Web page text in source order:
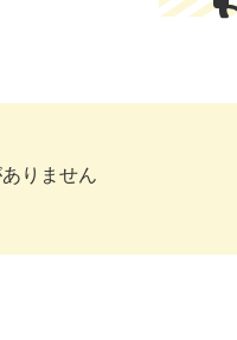
りません